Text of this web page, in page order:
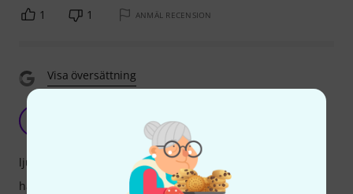
1 1 ANMÄL RECENSION
Visa översättning
Jevatro 19.02.2020
ljud
hantverkskvalitet